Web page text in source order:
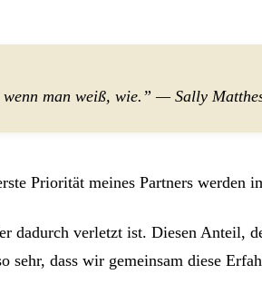
man weiß, wie.” — Sally
Priorität meines Partners werden
dadurch verletzt ist. Diesen Anteil,
dass wir gemeinsam diese